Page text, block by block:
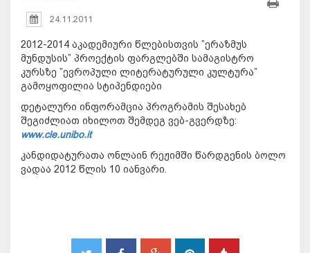
24.11.2011
2012-2014 აკადემიური წლებისთვის ”ერაზმუს
მუნდუსის” პროექტის ფარგლებში სამაგისტრო
კურსზე ”ევროპული ლიტერატურული კულტურა”
გამოყოფილია სტიპენდიები
დეტალური ინფორამცია პროგრამის შესახებ
შეგიძლიათ იხილოთ შემდეგ ვებ-გვერდზე:
www.cle.unibo.it
კანდიდატურათა ონლაინ რეჟიმში წარდგენის ბოლო
ვადაა 2012 წლის 10 იანვარი.